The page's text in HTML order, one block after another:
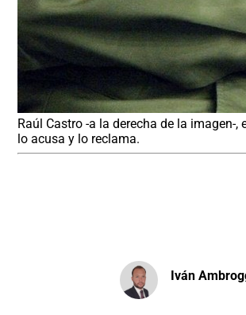
Raúl Castro -a la derecha de la
lo acusa y lo reclama.
Iván